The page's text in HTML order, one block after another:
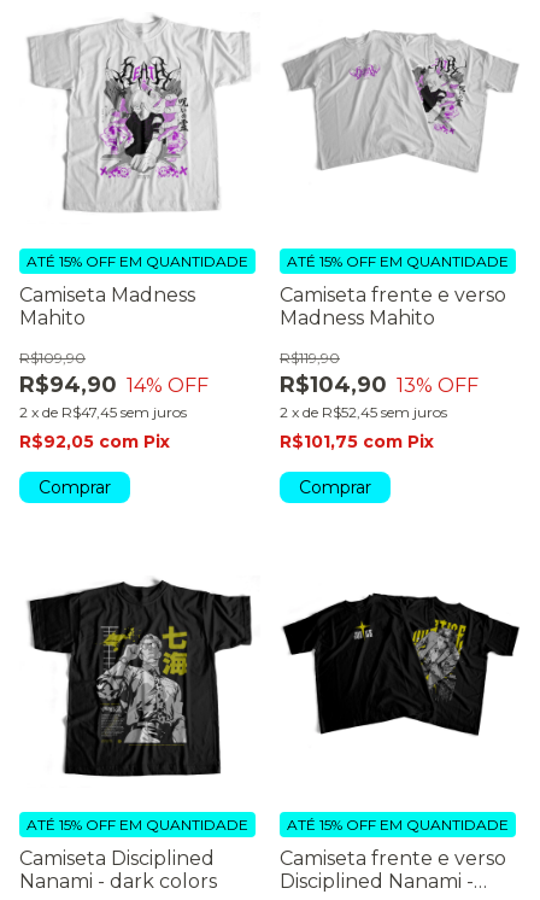
Camiseta Madness
Mahito
R$94,90
R$109,90
14% OFF
2 x de R$47,45 sem juros
ATÉ 15% OFF EM QUANTIDADE
R$92,05 com Pix
Comprar
Camiseta frente e verso
Madness Mahito
R$104,90
R$119,90
13% OFF
2 x de R$52,45 sem juros
ATÉ 15% OFF EM QUANTIDADE
R$101,75 com Pix
Comprar
Camiseta Disciplined
Nanami - dark colors
ATÉ 15% OFF EM QUANTIDADE
Camiseta frente e verso
Disciplined Nanami -
ATÉ 15% OFF EM QUANTIDADE